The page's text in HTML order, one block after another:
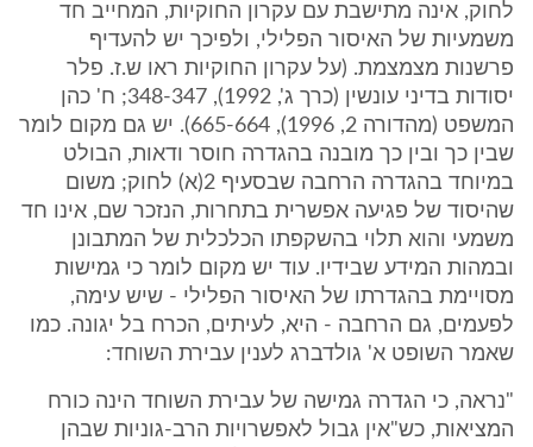
לחוק, אינה מתישבת עם עקרון החוקיות, המחייב חד
משמעיות של האיסור הפלילי, ולפיכך יש להעדיף
פרשנות מצמצמת. (על עקרון החוקיות ראו ש.ז. פלר
יסודות בדיני עונשין (כרך ג', 1992), 348-347; ח' כהן
המשפט (מהדורה 2, 1996), 665-664). יש גם מקום לומר
שבין כך ובין כך מובנה בהגדרה חוסר ודאות, הבולט
במיוחד בהגדרה הרחבה שבסעיף 2(א) לחוק; משום
שהיסוד של פגיעה אפשרית בתחרות, הנזכר שם, אינו חד
משמעי והוא תלוי בהשקפתו הכלכלית של המתבונן
ובמהות המידע שבידיו. עוד יש מקום לומר כי גמישות
מסויימת בהגדרתו של האיסור הפלילי - שיש עימה,
לפעמים, גם הרחבה - היא, לעיתים, הכרח בל יגונה. כמו
שאמר השופט א' גולדברג לענין עבירת השוחד:
"נראה, כי הגדרה גמישה של עבירת השוחד הינה כורח
המציאות, כש"אין גבול לאפשרויות הרב-גוניות שבהן